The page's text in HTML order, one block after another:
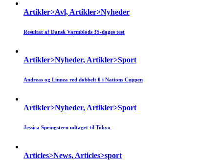
Artikler>Avl, Artikler>Nyheder
Resultat af Dansk Varmblods 35-dages test
Artikler>Nyheder, Artikler>Sport
Andreas og Linnea red dobbelt 0 i Nations Cuppen
Artikler>Nyheder, Artikler>Sport
Jessica Springsteen udtaget til Tokyo
Articles>News, Articles>sport